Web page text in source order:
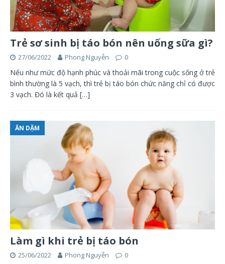
Trẻ sơ sinh bị táo bón nên uống sữa gì?
27/06/2022 Phong Nguyễn 0
Nếu như mức độ hạnh phúc và thoải mãi trong cuộc sống ở trẻ
bình thường là 5 vạch, thì trẻ bị táo bón chức năng chỉ có được
3 vạch. Đó là kết quả […]
ĂN DẶM
Làm gì khi trẻ bị táo bón
25/06/2022 Phong Nguyễn 0